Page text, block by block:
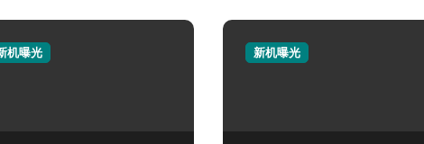
机曝光 新机曝光